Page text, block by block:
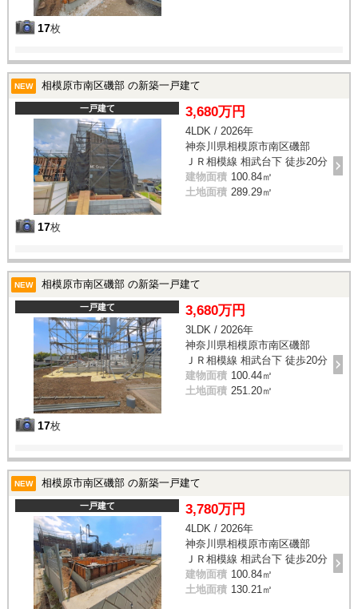
17枚
NEW 相模原市南区磯部 の新築一戸建て
一戸建て
17枚
3,680万円
4LDK / 2026年
神奈川県相模原市南区磯部
ＪＲ相模線 相武台下 徒歩20分
建物面積 100.84㎡
土地面積 289.29㎡
NEW 相模原市南区磯部 の新築一戸建て
一戸建て
17枚
3,680万円
3LDK / 2026年
神奈川県相模原市南区磯部
ＪＲ相模線 相武台下 徒歩20分
建物面積 100.44㎡
土地面積 251.20㎡
NEW 相模原市南区磯部 の新築一戸建て
一戸建て 3,780万円
4LDK / 2026年
神奈川県相模原市南区磯部
ＪＲ相模線 相武台下 徒歩20分
建物面積 100.84㎡
土地面積 130.21㎡